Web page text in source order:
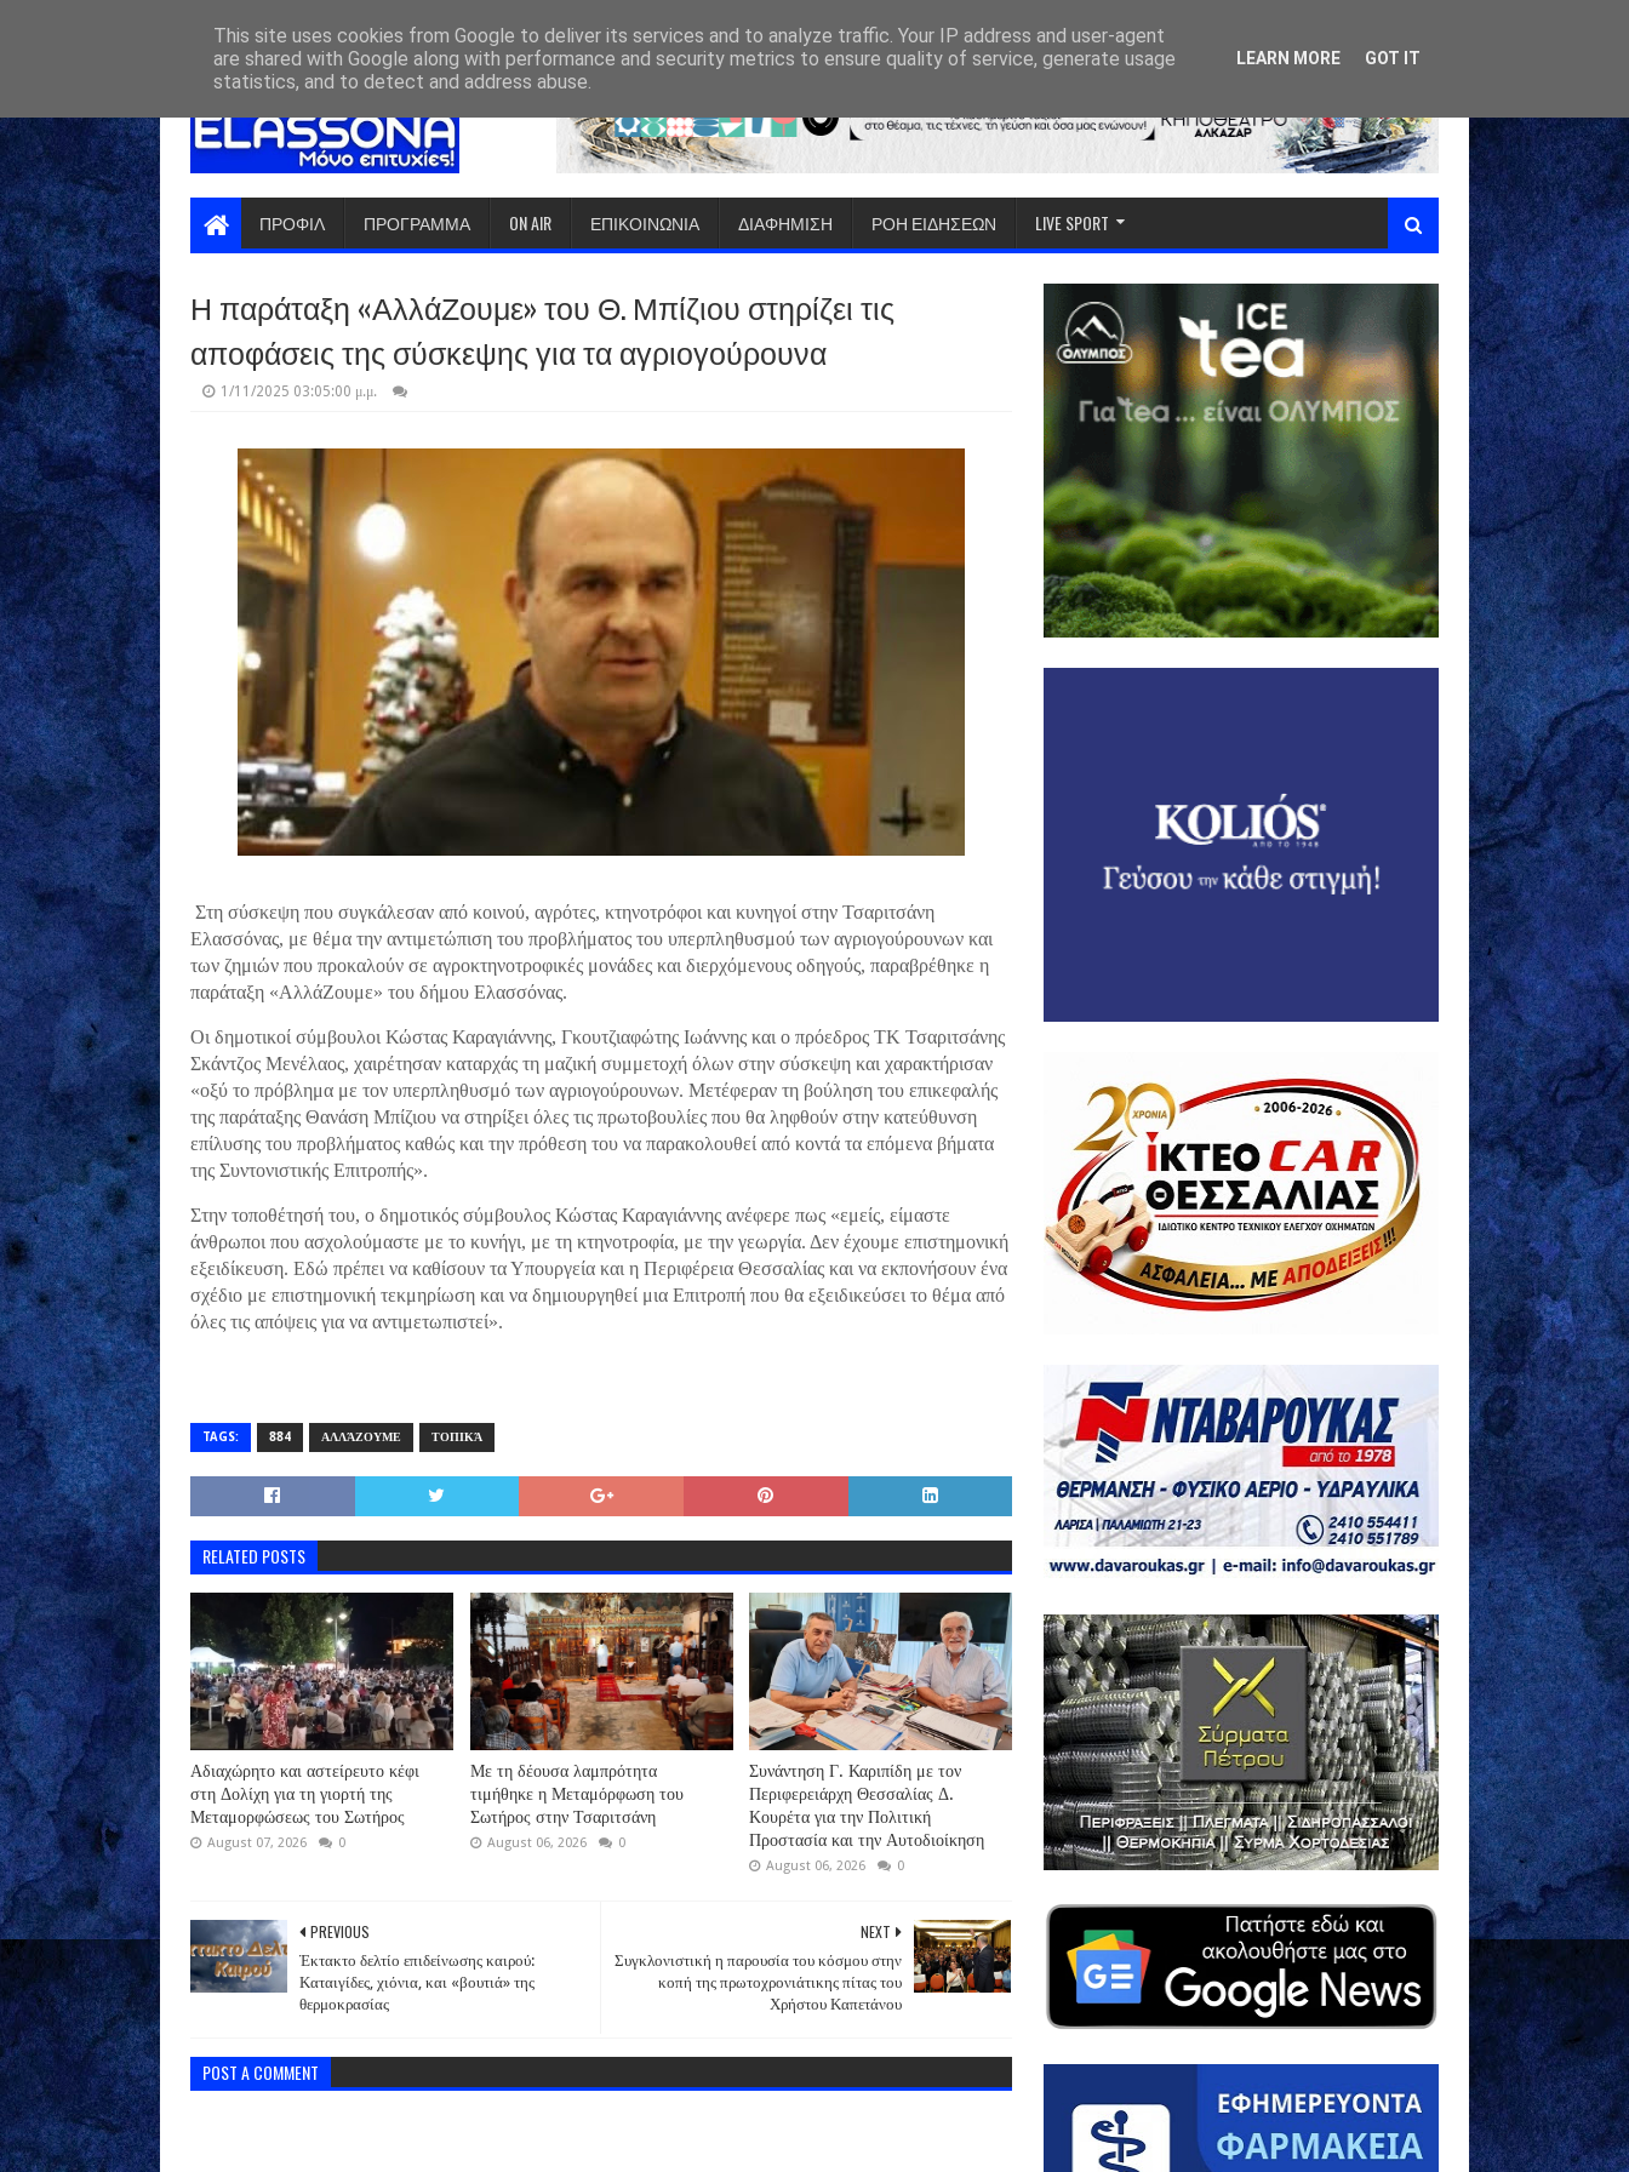
ΠΡΟΦΙΛ ΠΡΟΓΡΑΜΜΑ ON AIR ΕΠΙΚΟΙΝΩΝΙΑ ΔΙΑΦΗΜΙΣΗ ΡΟΗ ΕΙΔΗΣΕΩΝ LIVE SPORT
Η παράταξη «ΑλλάΖουμε» του Θ. Μπίζιου στηρίζει τις
αποφάσεις της σύσκεψης για τα αγριογούρουνα
1/11/2025 03:05:00 μ.μ.
Στη σύσκεψη που συγκάλεσαν από κοινού, αγρότες, κτηνοτρόφοι και κυνηγοί στην Τσαριτσάνη
Ελασσόνας, με θέμα την αντιμετώπιση του προβλήματος του υπερπληθυσμού των αγριογούρουνων και
των ζημιών που προκαλούν σε αγροκτηνοτροφικές μονάδες και διερχόμενους οδηγούς, παραβρέθηκε η
παράταξη «ΑλλάΖουμε» του δήμου Ελασσόνας.
Οι δημοτικοί σύμβουλοι Κώστας Καραγιάννης, Γκουτζιαφώτης Ιωάννης και ο πρόεδρος ΤΚ Τσαριτσάνης
Σκάντζος Μενέλαος, χαιρέτησαν καταρχάς τη μαζική συμμετοχή όλων στην σύσκεψη και χαρακτήρισαν
«οξύ το πρόβλημα με τον υπερπληθυσμό των αγριογούρουνων. Μετέφεραν τη βούληση του επικεφαλής
της παράταξης Θανάση Μπίζιου να στηρίξει όλες τις πρωτοβουλίες που θα ληφθούν στην κατεύθυνση
επίλυσης του προβλήματος καθώς και την πρόθεση του να παρακολουθεί από κοντά τα επόμενα βήματα
της Συντονιστικής Επιτροπής».
Στην τοποθέτησή του, ο δημοτικός σύμβουλος Κώστας Καραγιάννης ανέφερε πως «εμείς, είμαστε
άνθρωποι που ασχολούμαστε με το κυνήγι, με τη κτηνοτροφία, με την γεωργία. Δεν έχουμε επιστημονική
εξειδίκευση. Εδώ πρέπει να καθίσουν τα Υπουργεία και η Περιφέρεια Θεσσαλίας και να εκπονήσουν ένα
σχέδιο με επιστημονική τεκμηρίωση και να δημιουργηθεί μια Επιτροπή που θα εξειδικεύσει το θέμα από
όλες τις απόψεις για να αντιμετωπιστεί».
TAGS: 884 ΑΛΛΆΖΟΥΜΕ ΤΟΠΙΚΆ
RELATED POSTS
Αδιαχώρητο και αστείρευτο κέφι
στη Δολίχη για τη γιορτή της
Μεταμορφώσεως του Σωτήρος
August 07, 2026 0
Με τη δέουσα λαμπρότητα
τιμήθηκε η Μεταμόρφωση του
Σωτήρος στην Τσαριτσάνη
August 06, 2026 0
Συνάντηση Γ. Καριπίδη με τον
Περιφερειάρχη Θεσσαλίας Δ.
Κουρέτα για την Πολιτική
Προστασία και την Αυτοδιοίκηση
August 06, 2026 0
NEXT
Συγκλονιστική η παρουσία του κόσμου στην
κοπή της πρωτοχρονιάτικης πίτας του
Χρήστου Καπετάνου
PREVIOUS
Έκτακτο δελτίο επιδείνωσης καιρού:
Καταιγίδες, χιόνια, και «βουτιά» της
θερμοκρασίας
POST A COMMENT
This site uses cookies from Google to deliver its services and to analyze traffic. Your IP address and user-agent
are shared with Google along with performance and security metrics to ensure quality of service, generate usage
statistics, and to detect and address abuse.
LEARN MORE GOT IT